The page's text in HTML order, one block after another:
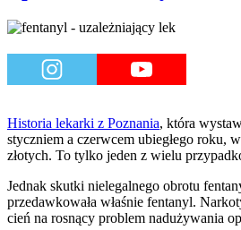
Historia lekarki z Poznania, która
styczniem a czerwcem ubiegłego roku,
złotych. To tylko jeden z wielu
Jednak skutki nielegalnego obrotu
przedawkowała właśnie fentanyl.
cień na rosnący problem nadużywania